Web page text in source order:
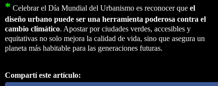
* Celebrar el Día Mundial del Urbanismo es reconocer que el
diseño urbano puede ser una herramienta poderosa contra el
cambio climático. Apostar por ciudades verdes, accesibles y
equitativas no solo mejora la calidad de vida, sino que asegura un
planeta más habitable para las generaciones futuras.
Compartí este artículo: